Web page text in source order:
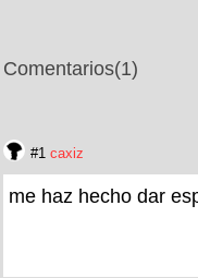
Comentarios(1)
#1 caxiz
me haz hecho dar